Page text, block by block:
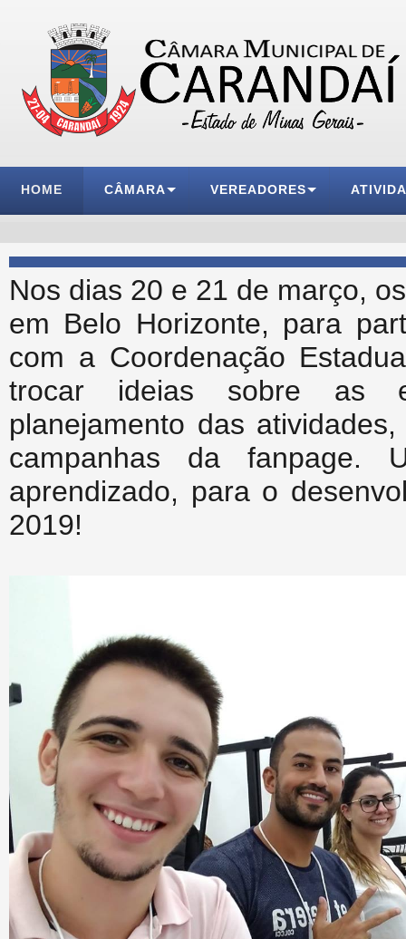
HOME CÂMARA VEREADORES
Nos dias 20 e 21 de março,
em Belo Horizonte, para
com a Coordenação
trocar ideias sobre as
planejamento das
campanhas da fanpage.
aprendizado, para o
2019!